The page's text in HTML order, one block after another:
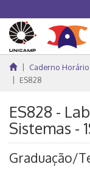
Caderno
ES828
ES828 -
Sistemas -
Graduação/